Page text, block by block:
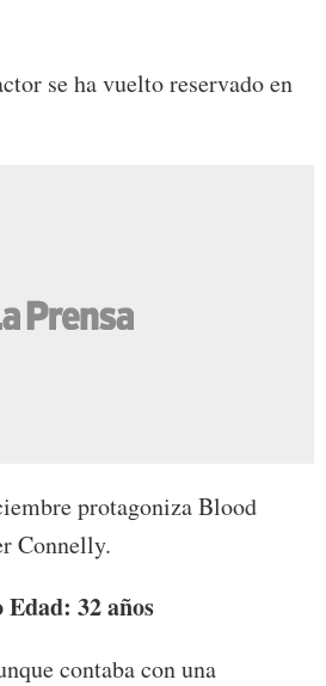
se ha vuelto reservado en
protagoniza Blood
Connelly.
32 años
contaba con una